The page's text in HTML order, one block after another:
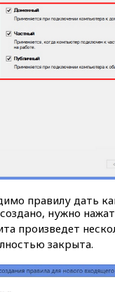
правилу дать
нужно
произведет
закрыта.